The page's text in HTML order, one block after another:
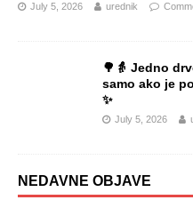
July 5, 2026 urednik
🌳👵 Jedno
samo ako je
✨
July 5, 2026
NEDAVNE OBJAVE